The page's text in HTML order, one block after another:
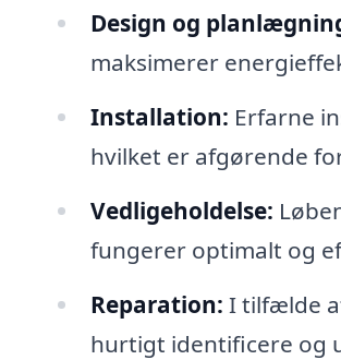
Design og
maksimerer
Installation: Erfarne
hvilket er afgørende
Vedligeholdelse:
fungerer optimalt og
Reparation: I tilfælde
hurtigt identificere og